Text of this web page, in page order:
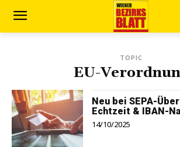
TOPIC
EU-
Neu bei SEPA-
Echtzeit & IBAN-
14/10/2025